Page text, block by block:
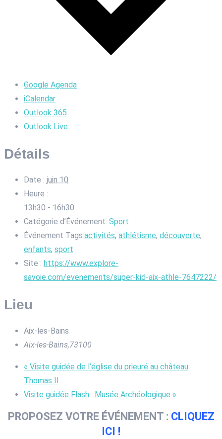
Google Agenda
iCalendar
Outlook 365
Outlook Live
Détails
Date : juin 10
Heure :
13h30 - 16h30
Catégorie d’Événement: Sport
Événement Tags:activités, athlétisme, découverte,
enfants, sport
Site : https://www.explore-
savoie.com/evenements/super-kid-aix-athle-7647222/
Lieu
Aix-les-Bains
Aix-les-Bains,73100
« Visite guidée de l’église du prieuré au château
Thomas II
Visite guidée Flash : Musée Archéologique »
PROPOSEZ VOTRE ÉVÉNEMENT : CLIQUEZ
ICI !